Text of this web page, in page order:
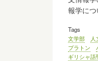
報学につ
Tags
文学部
プラトン
ギリシャ語